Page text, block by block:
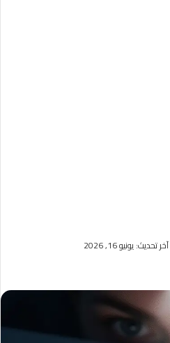
آخر تحديث: يونيو 16, 2026